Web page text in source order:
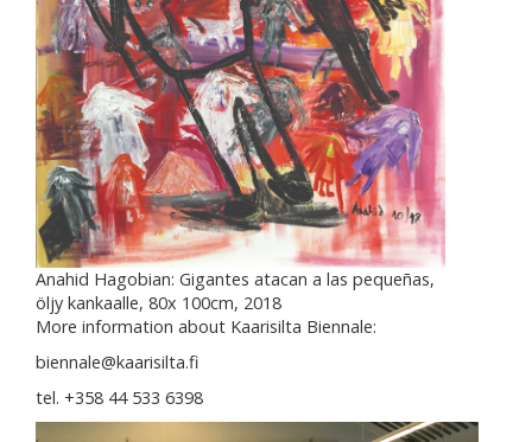
Anahid Hagobian: Gigantes atacan a las pequeñas,
öljy kankaalle, 80x 100cm, 2018
More information about Kaarisilta Biennale:
biennale@kaarisilta.fi
tel. +358 44 533 6398